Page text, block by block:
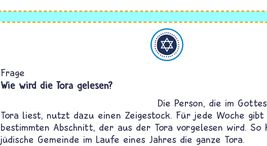
Frage
Wie wird die Tora gelesen?
Die Person, die im
Tora liest, nutzt dazu einen Zeigestock. Für jede Woche gibt
bestimmten Abschnitt, der aus der Tora vorgelesen wird. So
jüdische Gemeinde im Laufe eines Jahres die ganze Tora.